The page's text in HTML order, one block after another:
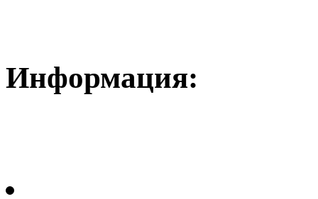
Информация: